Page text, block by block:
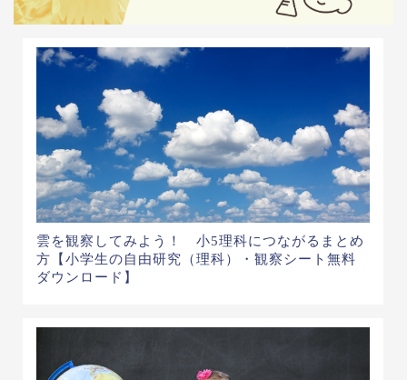
雲を観察してみよう！ 小5理科につながるまとめ
方【小学生の自由研究（理科）・観察シート無料
ダウンロード】